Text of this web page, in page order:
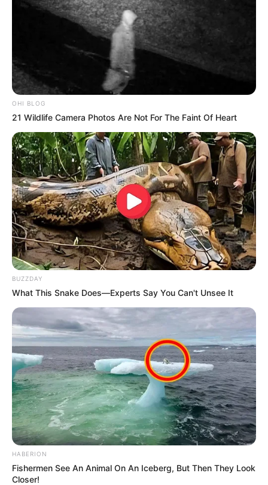
OHI BLOG
21 Wildlife Camera Photos Are Not For The Faint Of Heart
BUZZDAY
What This Snake Does—Experts Say You Can't Unsee It
HABERION
Fishermen See An Animal On An Iceberg, But Then They Look
Closer!